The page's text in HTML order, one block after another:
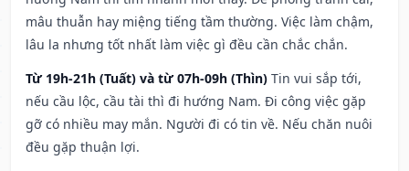
mâu thuẫn hay miệng tiếng tầm thường. Việc làm chậm,
lâu la nhưng tốt nhất làm việc gì đều cần chắc chắn.
Từ 19h-21h (Tuất) và từ 07h-09h (Thìn) Tin vui sắp tới,
nếu cầu lộc, cầu tài thì đi hướng Nam. Đi công việc gặp
gỡ có nhiều may mắn. Người đi có tin về. Nếu chăn nuôi
đều gặp thuận lợi.